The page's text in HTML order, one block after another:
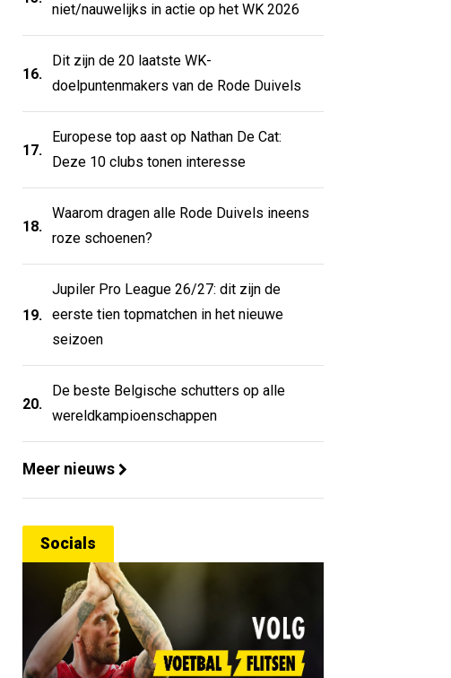
niet/nauwelijks in actie op het WK 2026
16.
Dit zijn de 20 laatste WK-
doelpuntenmakers van de Rode Duivels
17.
Europese top aast op Nathan De Cat:
Deze 10 clubs tonen interesse
18.
Waarom dragen alle Rode Duivels ineens
roze schoenen?
19.
Jupiler Pro League 26/27: dit zijn de
eerste tien topmatchen in het nieuwe
seizoen
20.
De beste Belgische schutters op alle
wereldkampioenschappen
Meer nieuws
Socials